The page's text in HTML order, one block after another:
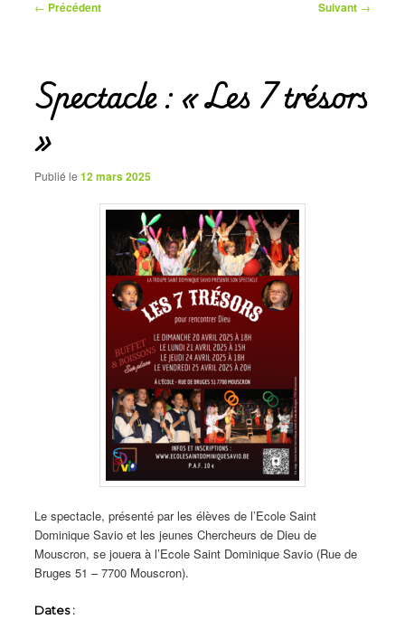
Navigation
← Précédent Suivant →
Spectacle : « Les 7 trésors
»
Publié le12 mars 2025
Le spectacle, présenté par les élèves de l’Ecole Saint
Dominique Savio et les jeunes Chercheurs de Dieu de
Mouscron, se jouera à l’Ecole Saint Dominique Savio (Rue de
Bruges 51 – 7700 Mouscron).
Dates :